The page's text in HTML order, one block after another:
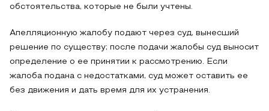
обстоятельства, которые не были учтены.
Апелляционную жалобу подают через суд, вынесший
решение по существу; после подачи жалобы суд выносит
определение о ее принятии к рассмотрению. Если
жалоба подана с недостатками, суд может оставить ее
без движения и дать время для их устранения.